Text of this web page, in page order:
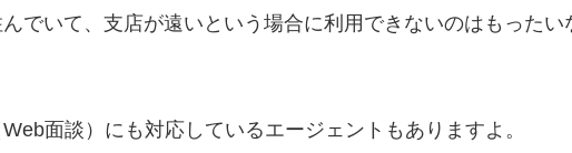
でいて、支店が遠いという場合に利用できないのはもったい
面談）にも対応しているエージェントもありますよ。